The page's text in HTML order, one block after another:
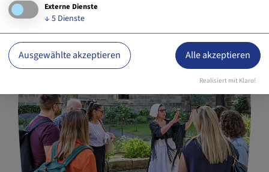
Externe Dienste
↓ 5 Dienste
Ausgewählte akzeptieren Alle akzeptieren
Realisiert mit Klaro!